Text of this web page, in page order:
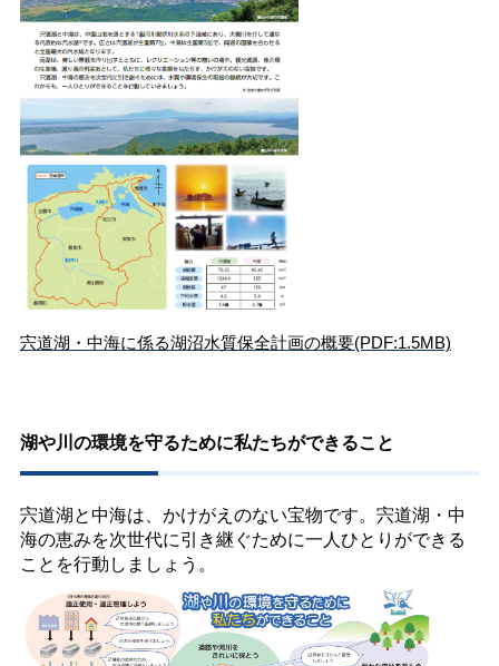
宍道湖・中海に係る湖沼水質保全計画の概要(PDF:1.5MB)
湖や川の環境を守るために私たちができること
宍道湖と中海は、かけがえのない宝物です。宍道湖・中
海の恵みを次世代に引き継ぐために一人ひとりができる
ことを行動しましょう。